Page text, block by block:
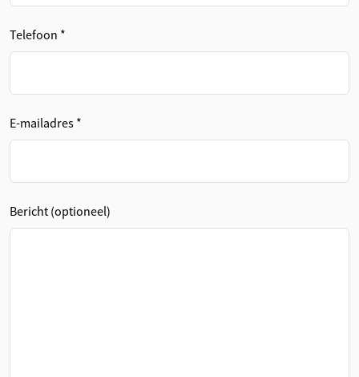
Telefoon *
E-mailadres *
Bericht (optioneel)